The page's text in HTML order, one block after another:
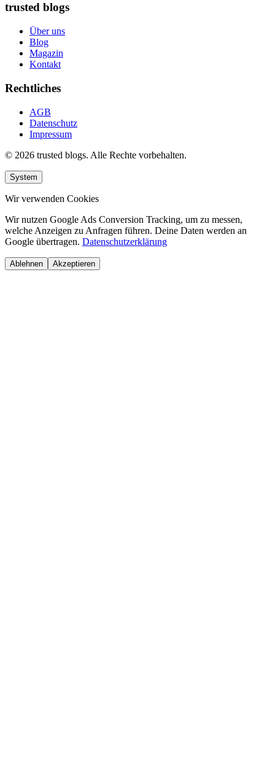
trusted blogs
Über uns
Blog
Magazin
Kontakt
Rechtliches
AGB
Datenschutz
Impressum
© 2026 trusted blogs. Alle Rechte vorbehalten.
System
Wir verwenden Cookies
Wir nutzen Google Ads Conversion Tracking, um zu messen,
welche Anzeigen zu Anfragen führen. Deine Daten werden an
Google übertragen. Datenschutzerklärung
Ablehnen Akzeptieren